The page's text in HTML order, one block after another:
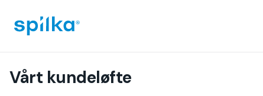
Spilka
Vårt kundeløfte